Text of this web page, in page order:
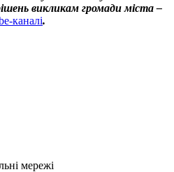
викликам громади міста –
каналі.
мережі